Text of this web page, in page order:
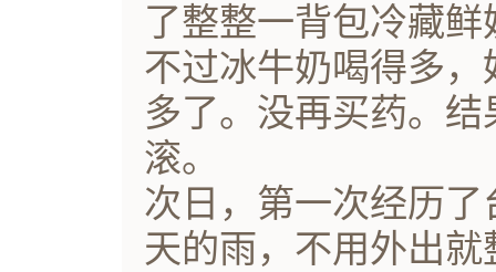
了整整一背包冷藏
不过冰牛奶喝得多
多了。没再买药。
滚。
次日，第一次经历
天的雨，不用外出